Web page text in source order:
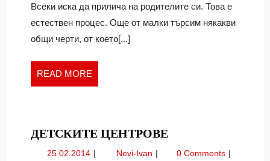
НА
ТАТЕ
устните
Всеки иска да прилича на родителите си. Това е
естествен процес. Още от малки търсим някакви
общи черти, от което[...]
READ MORE
MORE
ДЕТСКИТЕ ЦЕНТРОВЕДЕТСКИТЕ
ЦЕНТРОВЕ
25.02.2014 25.02.2014Nevi-Ivan Детските0 Comments